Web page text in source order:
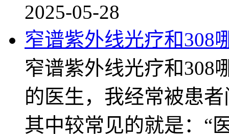
2025-05-28
窄谱紫外线光疗和308
窄谱紫外线光疗和308
的医生，我经常被患
其中较常见的就是：“